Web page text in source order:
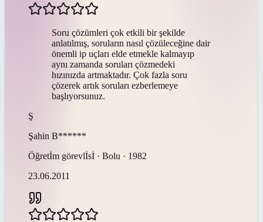
Soru çözümleri çok etkili bir şekilde
anlatılmış, soruların nasıl çözüleceğine dair
önemli ip uçları elde etmekle kalmayıp
aynı zamanda soruları çözmedeki
hızınızda artmaktadır. Çok fazla soru
çözerek artık soruları ezberlemeye
başlıyorsunuz.
Ş
Şahin B******
Öğretİm görevlİsİ · Bolu · 1982
23.06.2011